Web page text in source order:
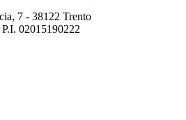
7 - 38122 Trento
02015190222